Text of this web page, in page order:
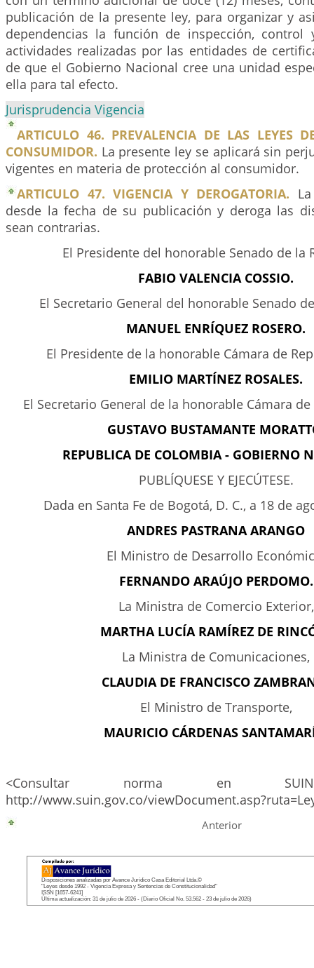
publicación de la presente ley, para organizar y
dependencias la función de inspección, control
actividades realizadas por las entidades de
de que el Gobierno Nacional cree una unidad
ella para tal efecto.
Jurisprudencia Vigencia
ARTICULO 46. PREVALENCIA DE LAS LEYES
CONSUMIDOR. La presente ley se aplicará sin
vigentes en materia de protección al consumidor.
ARTICULO 47. VIGENCIA Y DEROGATORIA.
desde la fecha de su publicación y deroga las
sean contrarias.
El Presidente del honorable Senado de la
FABIO VALENCIA COSSIO.
El Secretario General del honorable Senado
MANUEL ENRÍQUEZ ROSERO.
El Presidente de la honorable Cámara de
EMILIO MARTÍNEZ ROSALES.
El Secretario General de la honorable Cámara
GUSTAVO BUSTAMANTE
REPUBLICA DE COLOMBIA - GOBIERNO
PUBLÍQUESE Y EJECÚTESE.
Dada en Santa Fe de Bogotá, D. C., a 18 de
ANDRES PASTRANA ARANGO
El Ministro de Desarrollo
FERNANDO ARAÚJO PERDOMO.
La Ministra de Comercio Exterior,
MARTHA LUCÍA RAMÍREZ DE
La Ministra de Comunicaciones,
CLAUDIA DE FRANCISCO
El Ministro de Transporte,
MAURICIO CÁRDENAS
<Consultar norma en SUIN
http://www.suin.gov.co/
Anterior
Disposiciones analizadas por Avance Jurídico Casa Editorial Ltda.©
"Leyes desde 1992 - Vigencia Expresa y Sentencias de Constitucionalidad"
ISSN [1657-6241]
Última actualización: 31 de julio de 2026 - (Diario Oficial No. 53.562 - 23 de julio de 2026)